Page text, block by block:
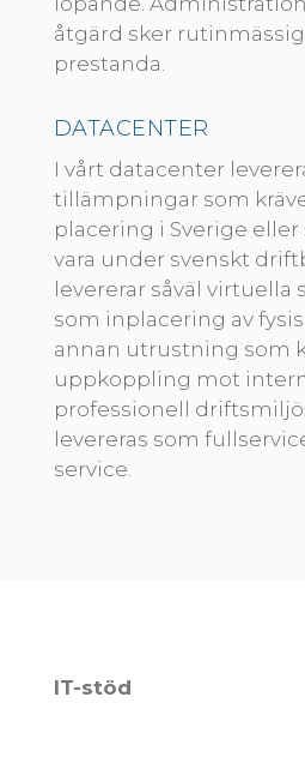
åtgärd sker
prestanda.
DATACENTER
I vårt datacenter
tillämpningar som
placering i Sverige
vara under svenskt
levererar såväl virtuella
som inplacering av
annan utrustning som
uppkoppling mot
professionell
levereras som
service.
IT-stöd